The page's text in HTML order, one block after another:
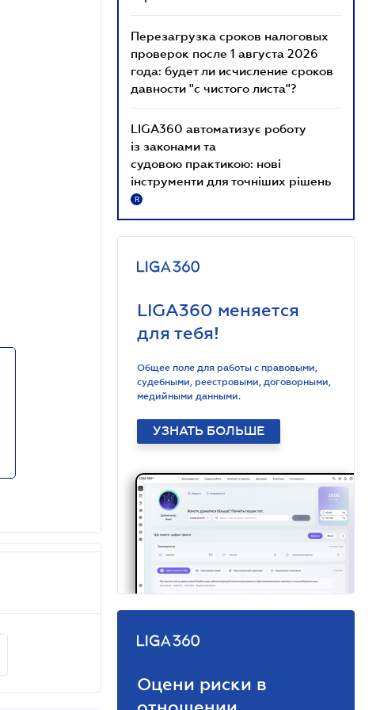
Перезагрузка сроков налоговых
проверок после 1 августа 2026
года: будет ли исчисление сроков
давности "с чистого листа"?
LIGA360 автоматизує роботу
із законами та
судовою практикою: нові
інструменти для точніших рішень
R
LIGA360 меняется
для тебя!
Общее поле для работы с правовыми,
судебными, реестровыми, договорными,
медийными данными.
УЗНАТЬ БОЛЬШЕ
Оцени риски в